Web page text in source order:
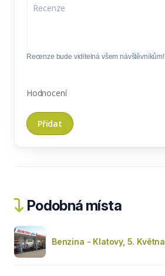
Recenze bude viditelná všem návštěvníkům!
Hodnocení
Podobná místa
Benzina - Klatovy, 5. Května